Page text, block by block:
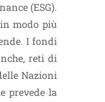
(ESG).
modo più
I fondi
reti di
Nazioni
prevede la